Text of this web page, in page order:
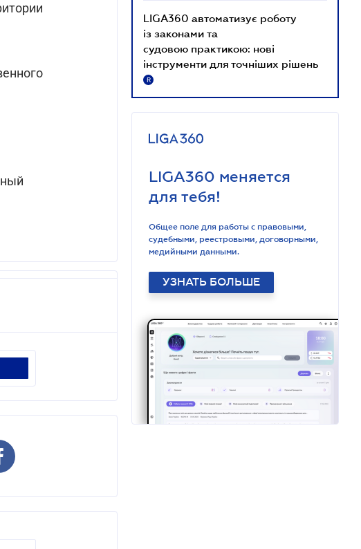
LIGA360 автоматизує роботу
із законами та
судовою практикою: нові
інструменти для точніших рішень
R
LIGA360 меняется
для тебя!
Общее поле для работы с правовыми,
судебными, реестровыми, договорными,
медийными данными.
УЗНАТЬ БОЛЬШЕ